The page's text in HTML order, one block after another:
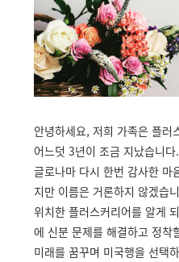
안녕하세요, 저희 가족은 플러
어느덧 3년이 조금 지났습니
글로나마 다시 한번 감사한 마
지만 이름은 거론하지 않겠습
위치한 플러스커리어를 알게
에 신분 문제를 해결하고 정착
미래를 꿈꾸며 미국행을 선택